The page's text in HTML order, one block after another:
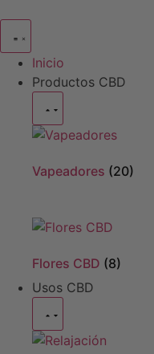
Inicio
Productos CBD
Vapeadores (20)
Flores CBD (8)
Usos CBD